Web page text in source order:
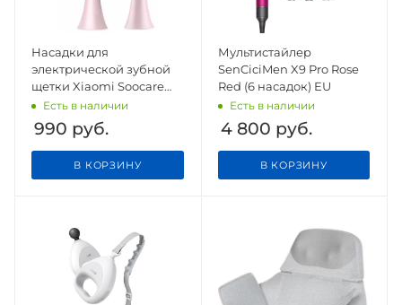
Насадки для
электрической зубной
щетки Xiaomi Soocare
Soocas X3 Pink, 2 шт
Есть в наличии
990 руб.
В КОРЗИНУ
Мультистайлер
SenCiciMen X9 Pro Rose
Red (6 насадок) EU
Есть в наличии
4 800 руб.
В КОРЗИНУ